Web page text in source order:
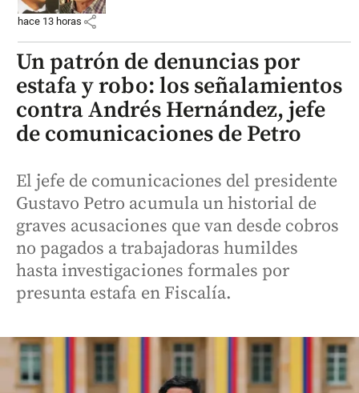
hace 13 horas share
Un patrón de denuncias por
estafa y robo: los señalamientos
contra Andrés Hernández, jefe
de comunicaciones de Petro
El jefe de comunicaciones del presidente
Gustavo Petro acumula un historial de
graves acusaciones que van desde cobros
no pagados a trabajadoras humildes
hasta investigaciones formales por
presunta estafa en Fiscalía.